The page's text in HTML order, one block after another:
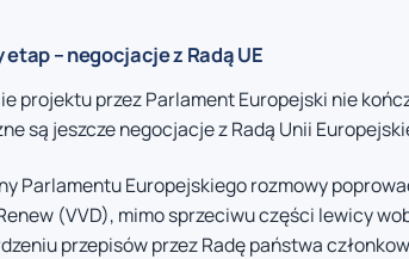
etap – negocjacje z Radą UE
projektu przez Parlament Europejski nie
są jeszcze negocjacje z Radą Unii
Parlamentu Europejskiego rozmowy
(VVD), mimo sprzeciwu części lewicy
przepisów przez Radę państwa